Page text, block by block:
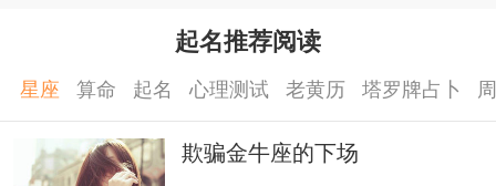
起名推荐阅读
星座 算命 起名 心理测试 老黄历 塔罗牌占卜
欺骗金牛座的下场